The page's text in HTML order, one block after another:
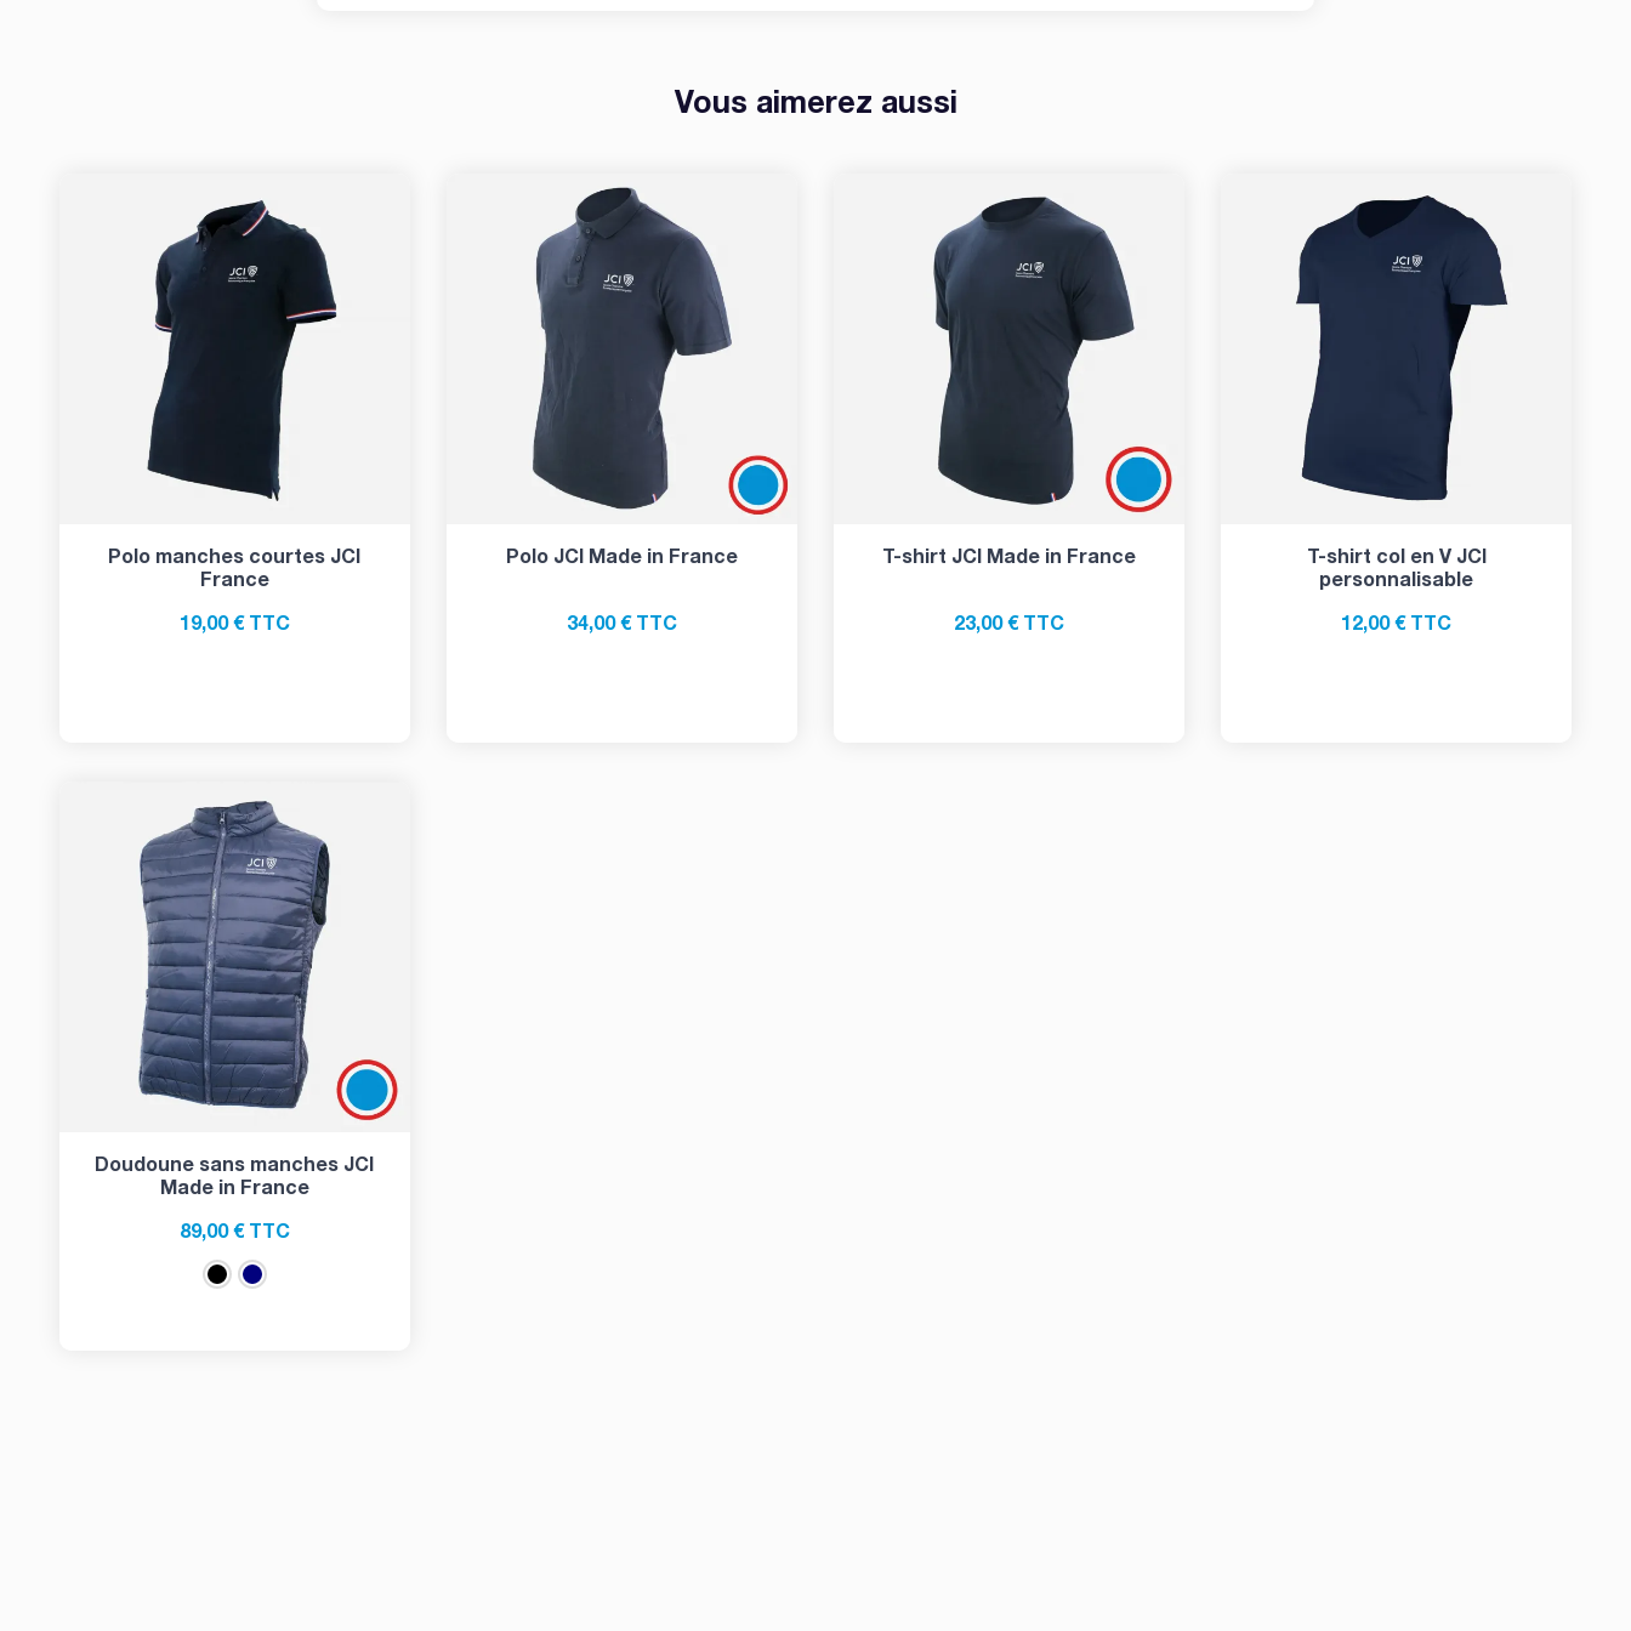
Vous aimerez aussi
Polo manches courtes JCI
France
19,00 € TTC
Polo JCI Made in France
34,00 € TTC
T-shirt JCI Made in France
23,00 € TTC
T-shirt col en V JCI
personnalisable
12,00 € TTC
Doudoune sans manches JCI
Made in France
89,00 € TTC